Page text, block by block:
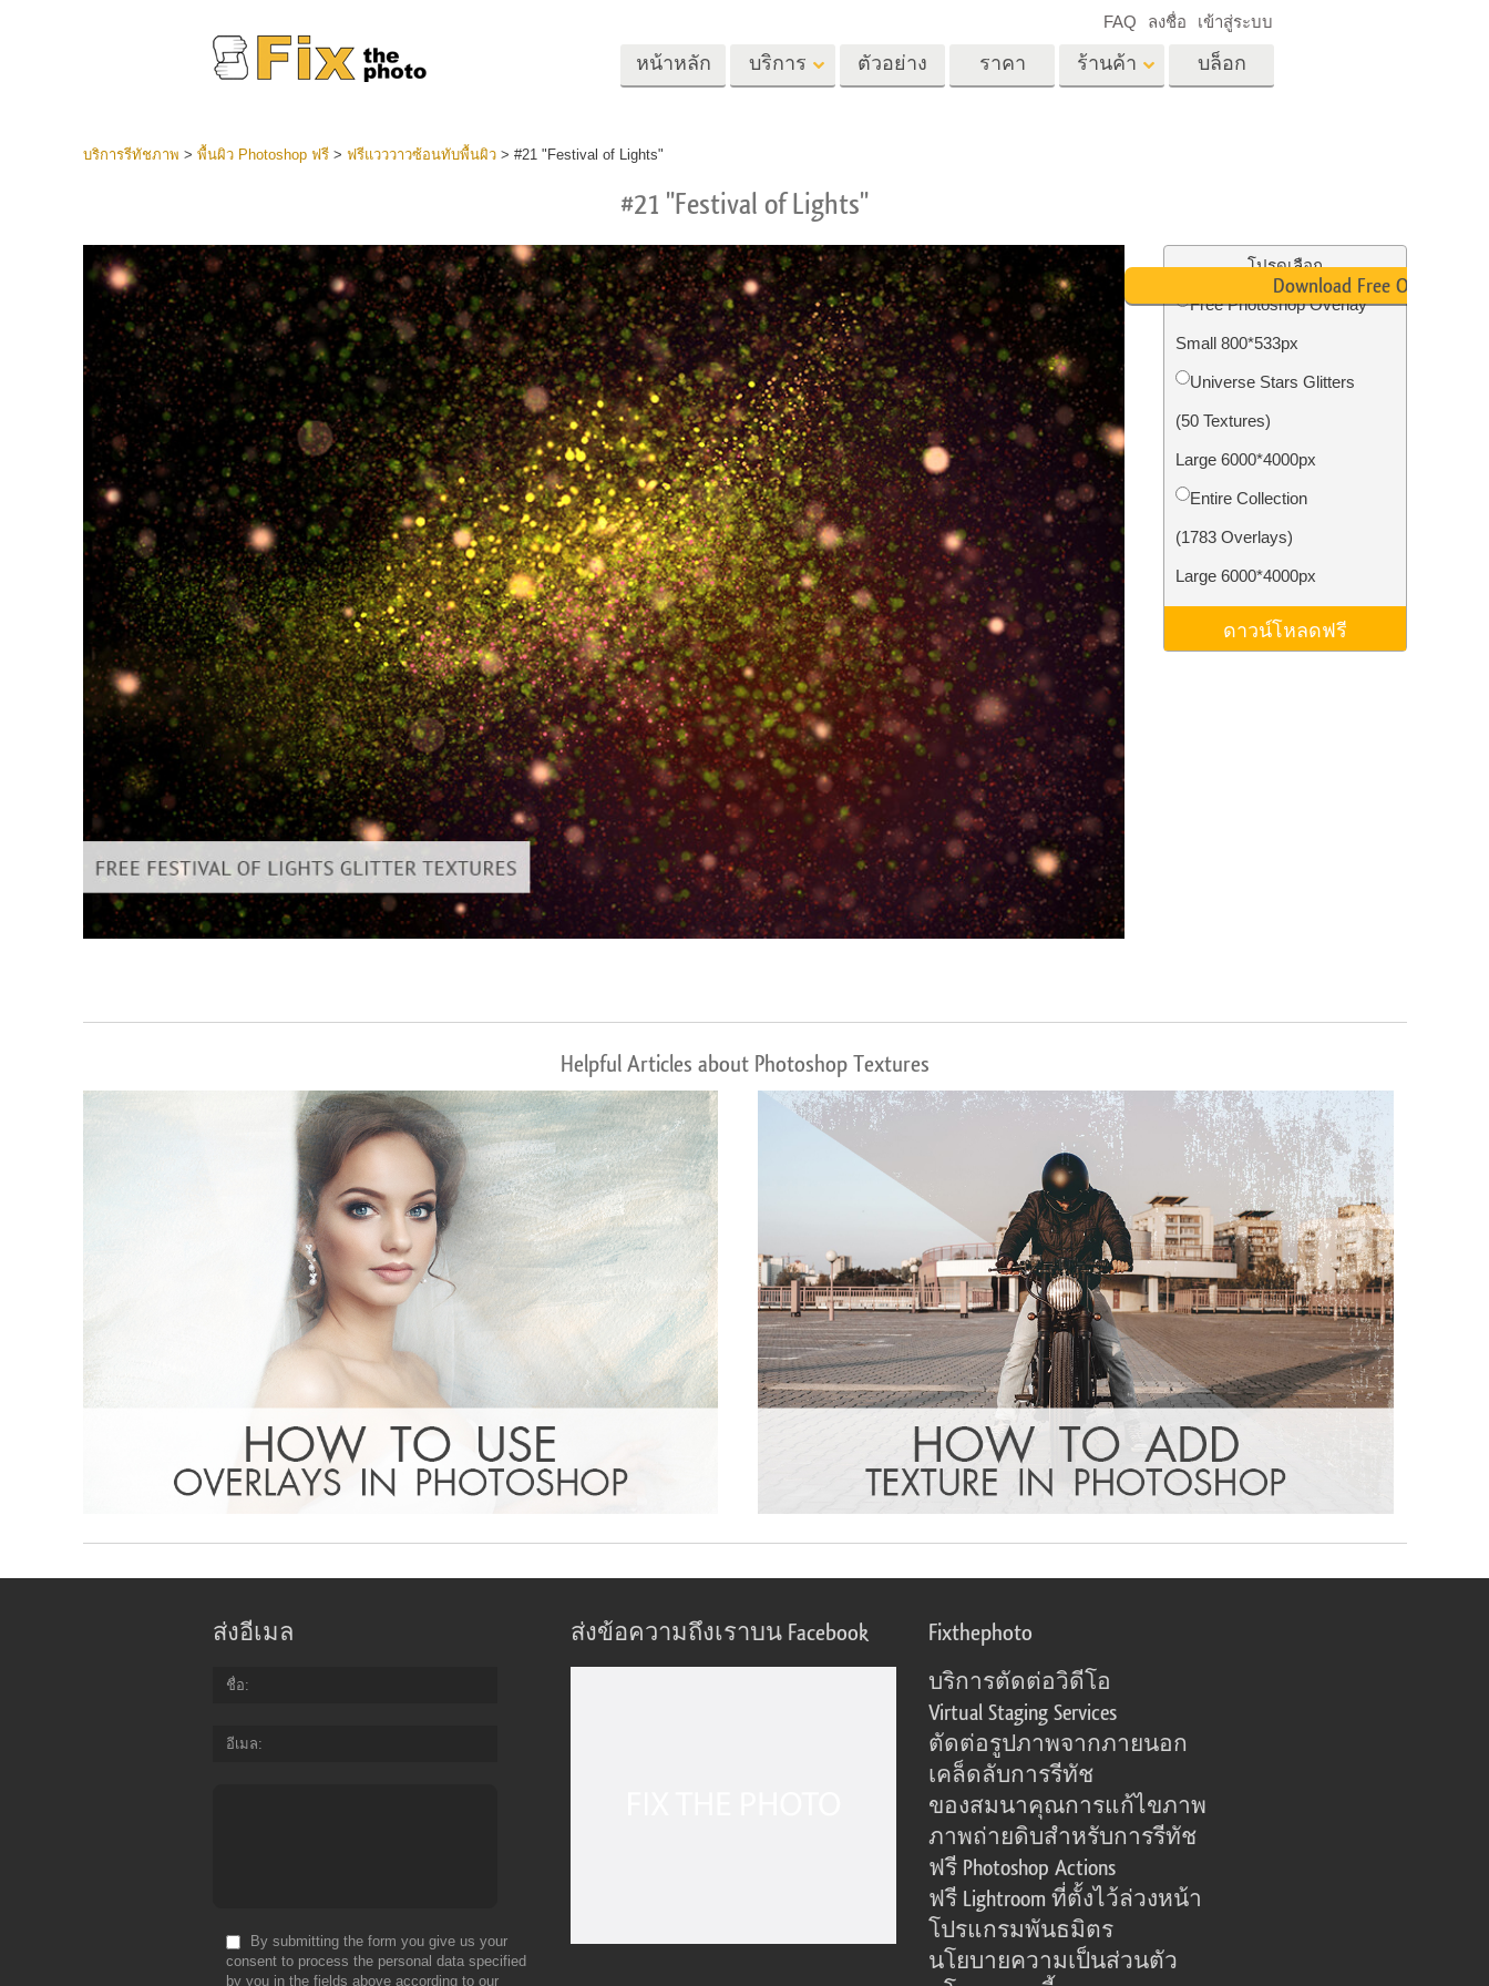
หน้าหลัก บริการ
อสังหาริมทรัพย์
บริการแก้ไขภาพงาน
แต่งงาน
โมเดลเสื้อผ้าที่สร้างโดย AI การจัดการรูปภาพ ถ่ายรูปเป็นบริการ
บริการรีทัชสินค้า บริการรีทัชเครื่องประดับ ข้อมูลการฝึกอบรม AI Video Editing Services
ตัวอย่าง ราคา ร้านค้า
Lightroom
คอลเลคชันที่ตั้งไว้ล่วง
หน้า LR ทั้งชุด
พรีเซ็ตข้อเสนอที่ดีที่สุด
คอลเลกชันมือถือ
Photoshop Actions
โอเวอร์เลย์ Photoshop
Photoshop Textures
Ps Actions คอลเลกชัน
ทั้งหมด
Ps ซ้อนทับคอลเลกชัน
ทั้งหมด
แม่แบบ
การ์ดวันวาเลนไทน์
คำเชิญงานแต่งงาน
คำเชิญวันเกิดของเด็ก
บล็อก
FAQ ลงชื่อ เข้าสู่ระบบ
บริการรีทัชภาพ > พื้นผิว Photoshop ฟรี> ฟรีแวววาวซ้อนทับพื้นผิว> #21 "Festival of Lights"
#21 "Festival of Lights"
โปรดเลือก
Free Photoshop Overlay
Small 800*533px
Universe Stars Glitters
(50 Textures)
Large 6000*4000px
Entire Collection
(1783 Overlays)
Large 6000*4000px
ดาวน์โหลดฟรี
Download Free Overlay
Helpful Articles about Photoshop Textures
ส่งอีเมล
ชื่อ
อีเมล
By submitting the form you give us your
consent to process the personal data specified
by you in the fields above according to our
ส่งข้อความถึงเราบน Facebook Fixthephoto
บริการตัดต่อวิดีโอ
Virtual Staging Services
ตัดต่อรูปภาพจากภายนอก
เคล็ดลับการรีทัช
ของสมนาคุณการแก้ไขภาพ
ภาพถ่ายดิบสำหรับการรีทัช
ฟรี Photoshop Actions
ฟรี Lightroom ที่ตั้งไว้ล่วงหน้า
โปรแกรมพันธมิตร
นโยบายความเป็นส่วนตัว